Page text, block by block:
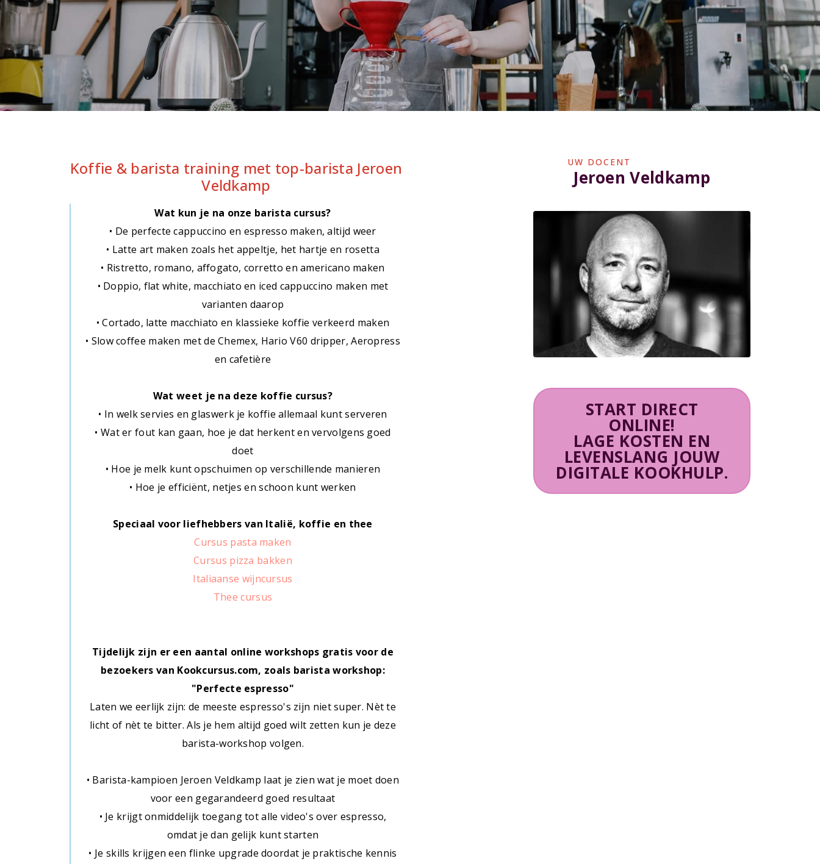
UW DOCENT
Jeroen Veldkamp
START DIRECT
ONLINE!
LAGE KOSTEN EN
LEVENSLANG JOUW
DIGITALE KOOKHULP.
Koffie & barista training met top-barista Jeroen
Veldkamp
Wat kun je na onze barista cursus?
• De perfecte cappuccino en espresso maken, altijd weer
• Latte art maken zoals het appeltje, het hartje en rosetta
• Ristretto, romano, affogato, corretto en americano maken
• Doppio, flat white, macchiato en iced cappuccino maken met
varianten daarop
• Cortado, latte macchiato en klassieke koffie verkeerd maken
• Slow coffee maken met de Chemex, Hario V60 dripper, Aeropress
en cafetière
Wat weet je na deze koffie cursus?
• In welk servies en glaswerk je koffie allemaal kunt serveren
• Wat er fout kan gaan, hoe je dat herkent en vervolgens goed
doet
• Hoe je melk kunt opschuimen op verschillende manieren
• Hoe je efficiënt, netjes en schoon kunt werken
Speciaal voor liefhebbers van Italië, koffie en thee
Cursus pasta maken
Cursus pizza bakken
Italiaanse wijncursus
Thee cursus
Tijdelijk zijn er een aantal online workshops gratis voor de
bezoekers van Kookcursus.com, zoals barista workshop:
"Perfecte espresso"
Laten we eerlijk zijn: de meeste espresso's zijn niet super. Nèt te
licht of nèt te bitter. Als je hem altijd goed wilt zetten kun je deze
barista-workshop volgen.
• Barista-kampioen Jeroen Veldkamp laat je zien wat je moet doen
voor een gegarandeerd goed resultaat
• Je krijgt onmiddelijk toegang tot alle video's over espresso,
omdat je dan gelijk kunt starten
• Je skills krijgen een flinke upgrade doordat je praktische kennis